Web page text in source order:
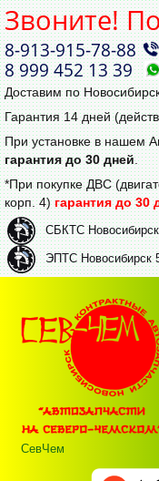
Звоните!
8‑913‑915‑78‑88
8 999 452 13 39
Доставим по
Гарантия 14 дней
При установке в нашем
гарантия до 30 дней.
*При покупке ДВС
корп. 4)гарантия до 30
СБКТС
ЭПТС Новосибирск
СевЧем